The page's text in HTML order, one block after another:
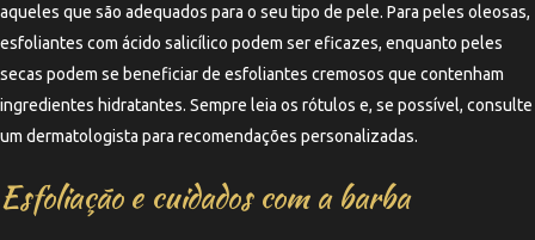
aqueles que são adequados para o seu tipo de pele. Para peles oleosas,
esfoliantes com ácido salicílico podem ser eficazes, enquanto peles
secas podem se beneficiar de esfoliantes cremosos que contenham
ingredientes hidratantes. Sempre leia os rótulos e, se possível, consulte
um dermatologista para recomendações personalizadas.
Esfoliação e cuidados com a barba